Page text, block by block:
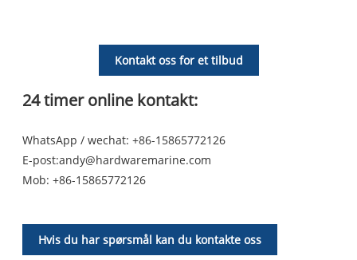
Kontakt oss for et tilbud
24 timer online kontakt:
WhatsApp / wechat: +86-15865772126
E-post:andy@hardwaremarine.com
Mob:+86-15865772126
Hvis du har spørsmål kan du kontakte oss